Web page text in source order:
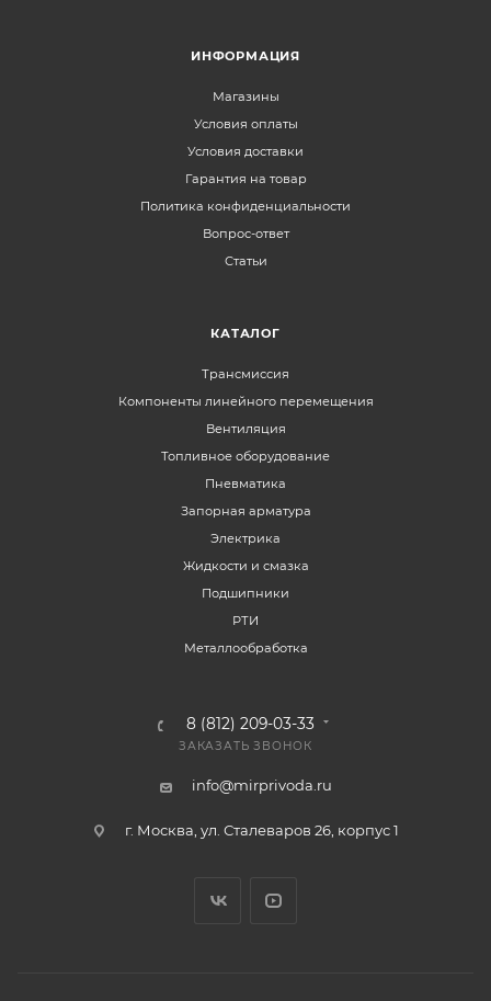
ИНФОРМАЦИЯ
Магазины
Условия оплаты
Условия доставки
Гарантия на товар
Политика конфиденциальности
Вопрос-ответ
Статьи
КАТАЛОГ
Трансмиссия
Компоненты линейного перемещения
Вентиляция
Топливное оборудование
Пневматика
Запорная арматура
Электрика
Жидкости и смазка
Подшипники
РТИ
Металлообработка
8 (812) 209-03-33
ЗАКАЗАТЬ ЗВОНОК
info@mirprivoda.ru
г. Москва, ул. Сталеваров 26, корпус 1